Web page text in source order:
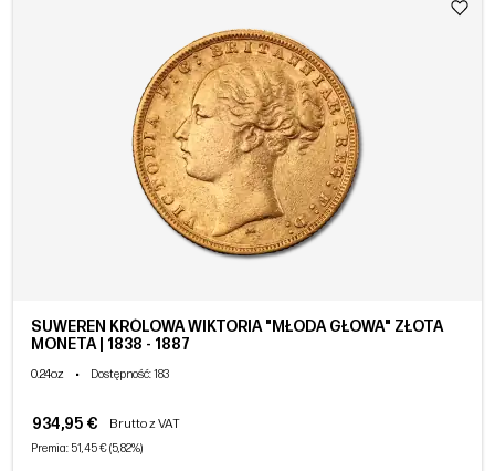
SUWEREN KRÓLOWA WIKTORIA "MŁODA GŁOWA" ZŁOTA
MONETA | 1838 - 1887
0.24oz • Dostępność: 183
934,95 € Brutto z VAT
Premia: 51,45 € (5,82%)